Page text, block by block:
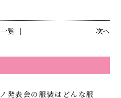
次へ
覧 │
発表会の服装はどんな服